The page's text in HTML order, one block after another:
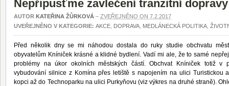
Nepřipusťme zavlečení tranzitní
AUTOR KATEŘINA ŽŮRKOVÁ – ZVEŘEJNĚNO ON 7.2.2017
UVEŘEJNĚNO V KATEGORIE: AKCE DOPRAVA MEDLÁNECKÁ POLITIKA
Před několik dny se mi náhodou dostala do ruky studie obchvatu
obyvatelům Kníniček krásné a klidné bydlení. Vadí mi ale, že to samé
problémy na úkor okolních městských částí. Obchvat Kníniček totiž v
vybudování silnice z Komína přes letiště s napojením na ulici Turistickou
kopci až do Technoparku na ulici Purkyňovu (viz výkres na druhé straně).